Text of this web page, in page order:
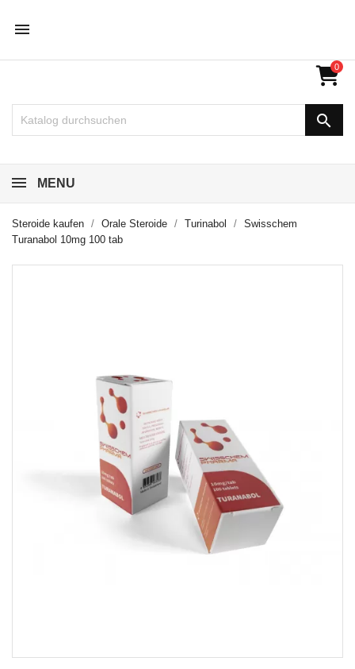

0

MENU
Steroide kaufen Orale Steroide Turinabol
Swisschem
Turanabol 10mg 100 tab